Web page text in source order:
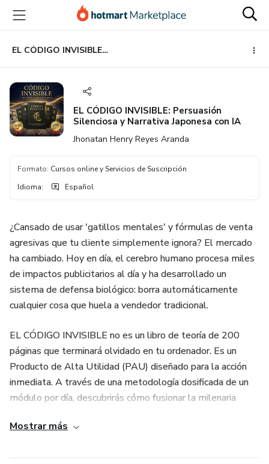
principal
página
de
página
EL CÓDIGO INVISIBLE: Persuasión Silenciosa y Narrativa Japonesa con IA
EL CÓDIGO INVISIBLE: Persuasión
Silenciosa y Narrativa Japonesa con IA
Jhonatan Henry Reyes Aranda
Formato: Cursos online y Servicios de Suscripción
Idioma: Español
¿Cansado de usar 'gatillos mentales' y fórmulas de venta
agresivas que tu cliente simplemente ignora? El mercado
ha cambiado. Hoy en día, el cerebro humano procesa miles
de impactos publicitarios al día y ha desarrollado un
sistema de defensa biológico: borra automáticamente
cualquier cosa que huela a vendedor tradicional.
EL CÓDIGO INVISIBLE no es un libro de teoría de 200
páginas que terminará olvidado en tu ordenador. Es un
Producto de Alta Utilidad (PAU) diseñado para la acción
inmediata. A través de una metodología dosificada de un
módulo por día, descubrirás cómo fusionar la milenaria
niveles de conciencia de Eugene Schwartz con la velocidad
Mostrar más